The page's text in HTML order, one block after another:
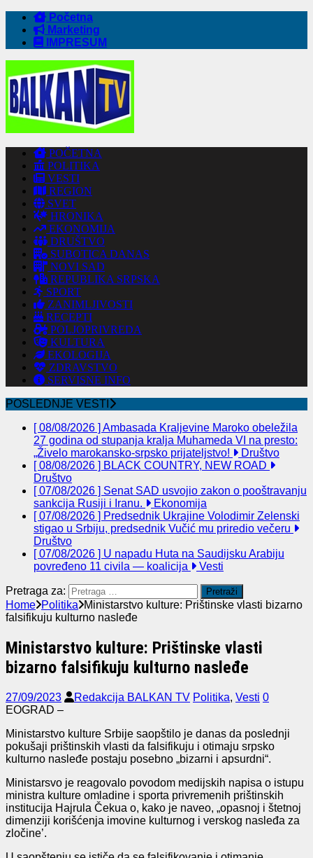
Početna
Marketing
IMPRESUM
POČETNA
POLITIKA
VESTI
REGION
SVET
HRONIKA
EKONOMIJA
DRUŠTVO
SUBOTICA DANAS
NOVI SAD
REPUBLIKA SRPSKA
SPORT
ZANIMLJIVOSTI
RECEPTI
POLJOPRIVREDA
KULTURA
EKOLOGIJA
ZDRAVSTVO
SERVISNE INFO
POSLEDNJE VESTI
[ 08/08/2026 ] Ambasada Kraljevine Maroko obeležila
27 godina od stupanja kralja Muhameda VI na presto:
„Živelo marokansko-srpsko prijateljstvo!
Društvo
[ 08/08/2026 ] BLACK COUNTRY, NEW ROAD
Društvo
[ 07/08/2026 ] Senat SAD usvojio zakon o pooštravanju
sankcija Rusiji i Iranu.
Ekonomija
[ 07/08/2026 ] Predsednik Ukrajine Volodimir Zelenski
stigao u Srbiju, predsednik Vučić mu priredio večeru
Društvo
[ 07/08/2026 ] U napadu Huta na Saudijsku Arabiju
povređeno 11 civila — koalicija
Vesti
Pretraga za:
Home Politika
Ministarstvo kulture: Prištinske vlasti bizarno
falsifikuju kulturno nasleđe
Ministarstvo kulture: Prištinske vlasti
bizarno falsifikuju kulturno nasleđe
27/09/2023 Redakcija BALKAN TV Politika, Vesti 0
EOGRAD –
Ministarstvo kulture Srbije saopštilo je danas da poslednji
pokušaji prištinskih vlasti da falsifikuju i otimaju srpsko
kulturno nasleđe postaju posebno „bizarni i apsurdni“.
Ministarsvo je reagovalo povodom medijskih napisa o istupu
ministra kulture omladine i sporta privremenih prištinskih
institucija Hajrula Čekua o, kako je naveo, „opasnoj i štetnoj
dimenziji korišćenja imovine kulturnog i verskog nasleđa za
zločine’.